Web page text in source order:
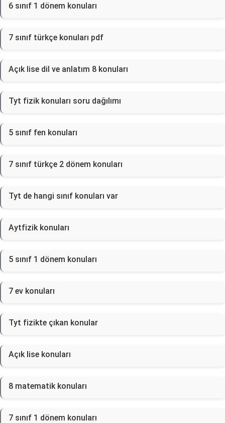
6 sınıf 1 dönem konuları
7 sınıf türkçe konuları pdf
Açık lise dil ve anlatım 8 konuları
Tyt fizik konuları soru dağılımı
5 sınıf fen konuları
7 sınıf türkçe 2 dönem konuları
Tyt de hangi sınıf konuları var
Aytfizik konuları
5 sınıf 1 dönem konuları
7 ev konuları
Tyt fizikte çıkan konular
Açık lise konuları
8 matematik konuları
7 sınıf 1 dönem konuları